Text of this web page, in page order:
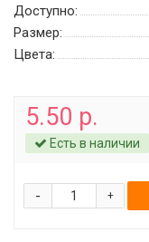
Доступно:
Размер:
Цвета:
5.50 р.
Есть в наличии
+
-